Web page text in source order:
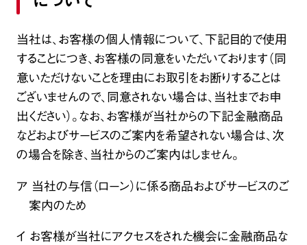
当社は、お客様の個人情報について、下記目的で使用
することにつき、お客様の同意をいただいております（同
意いただけないことを理由にお取引をお断りすることは
ございませんので、同意されない場合は、当社までお申
出ください）。なお、お客様が当社からの下記金融商品
などおよびサービスのご案内を希望されない場合は、次
の場合を除き、当社からのご案内はしません。
ア 当社の与信（ローン）に係る商品およびサービスのご
案内のため
イ お客様が当社にアクセスをされた機会に金融商品な